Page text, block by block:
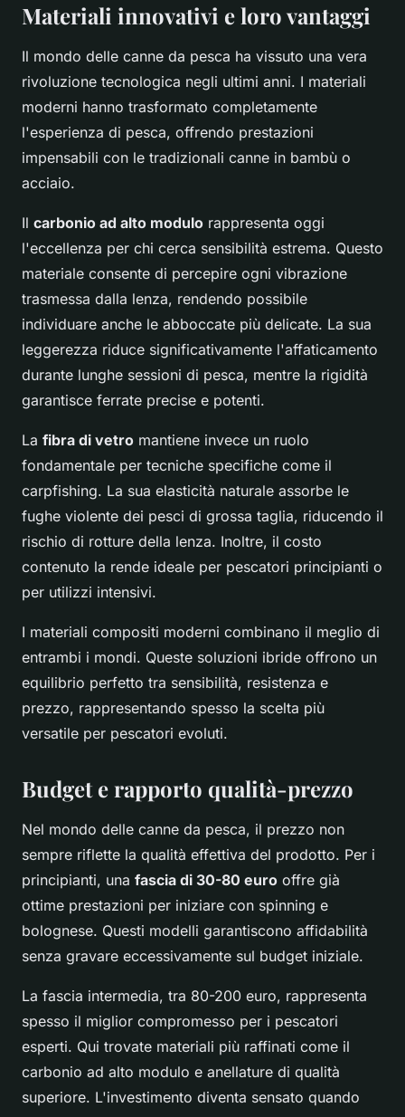
Materiali innovativi e loro vantaggi
Il mondo delle canne da pesca ha vissuto una vera
rivoluzione tecnologica negli ultimi anni. I materiali
moderni hanno trasformato completamente
l'esperienza di pesca, offrendo prestazioni
impensabili con le tradizionali canne in bambù o
acciaio.
Il carbonio ad alto modulo rappresenta oggi
l'eccellenza per chi cerca sensibilità estrema. Questo
materiale consente di percepire ogni vibrazione
trasmessa dalla lenza, rendendo possibile
individuare anche le abboccate più delicate. La sua
leggerezza riduce significativamente l'affaticamento
durante lunghe sessioni di pesca, mentre la rigidità
garantisce ferrate precise e potenti.
La fibra di vetro mantiene invece un ruolo
fondamentale per tecniche specifiche come il
carpfishing. La sua elasticità naturale assorbe le
fughe violente dei pesci di grossa taglia, riducendo il
rischio di rotture della lenza. Inoltre, il costo
contenuto la rende ideale per pescatori principianti o
per utilizzi intensivi.
I materiali compositi moderni combinano il meglio di
entrambi i mondi. Queste soluzioni ibride offrono un
equilibrio perfetto tra sensibilità, resistenza e
prezzo, rappresentando spesso la scelta più
versatile per pescatori evoluti.
Budget e rapporto qualità-prezzo
Nel mondo delle canne da pesca, il prezzo non
sempre riflette la qualità effettiva del prodotto. Per i
principianti, una fascia di 30-80 euro offre già
ottime prestazioni per iniziare con spinning e
bolognese. Questi modelli garantiscono affidabilità
senza gravare eccessivamente sul budget iniziale.
La fascia intermedia, tra 80-200 euro, rappresenta
spesso il miglior compromesso per i pescatori
esperti. Qui trovate materiali più raffinati come il
carbonio ad alto modulo e anellature di qualità
superiore. L'investimento diventa sensato quando